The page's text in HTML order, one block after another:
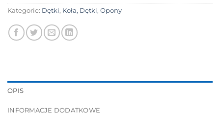
Kategorie: Dętki, Koła, Dętki, Opony
OPIS
INFORMACJE DODATKOWE